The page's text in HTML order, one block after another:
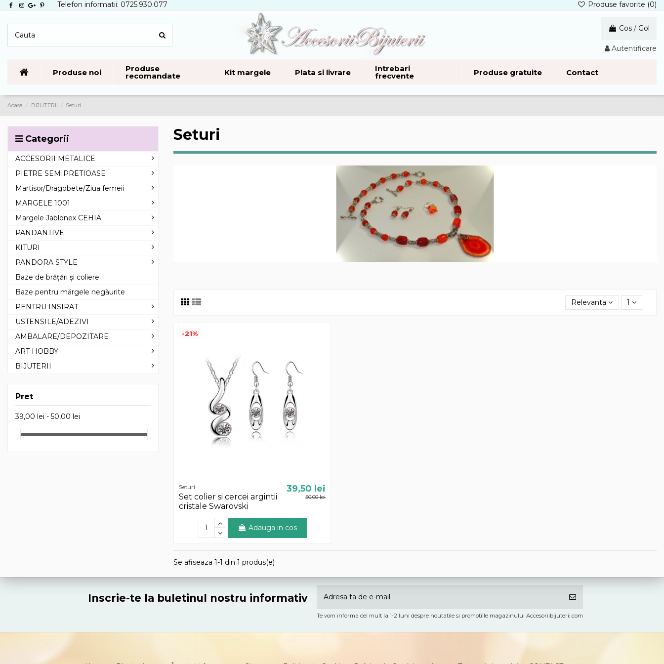
Telefon informatii: 0725.930.077 Produse favorite (0)
Cos / Gol
Autentificare
Produse noi Produse
recomandate Kit margele Plata si livrare Intrebari
frecvente Produse gratuite Contact
Acasa BIJUTERII Seturi
Seturi
Relevanta 1
-21%
Seturi
Set colier si cercei argintii
cristale Swarovski
39,50 lei
50,00 lei
Adauga in cos
Se afiseaza 1-1 din 1 produs(e)
Categorii
ACCESORII METALICE
PIETRE SEMIPRETIOASE
Martisor/Dragobete/Ziua femeii
MARGELE 1001
Margele Jablonex CEHIA
PANDANTIVE
KITURI
PANDORA STYLE
Baze de brățări și coliere
Baze pentru mărgele negăurite
PENTRU INSIRAT
USTENSILE/ADEZIVI
AMBALARE/DEPOZITARE
ART HOBBY
BIJUTERII
Pret
39,00 lei - 50,00 lei
Inscrie-te la buletinul nostru informativ
Te vom informa cel mult la 1-2 luni despre noutatile si promotiile magazinului Accesoriibijuterii.com